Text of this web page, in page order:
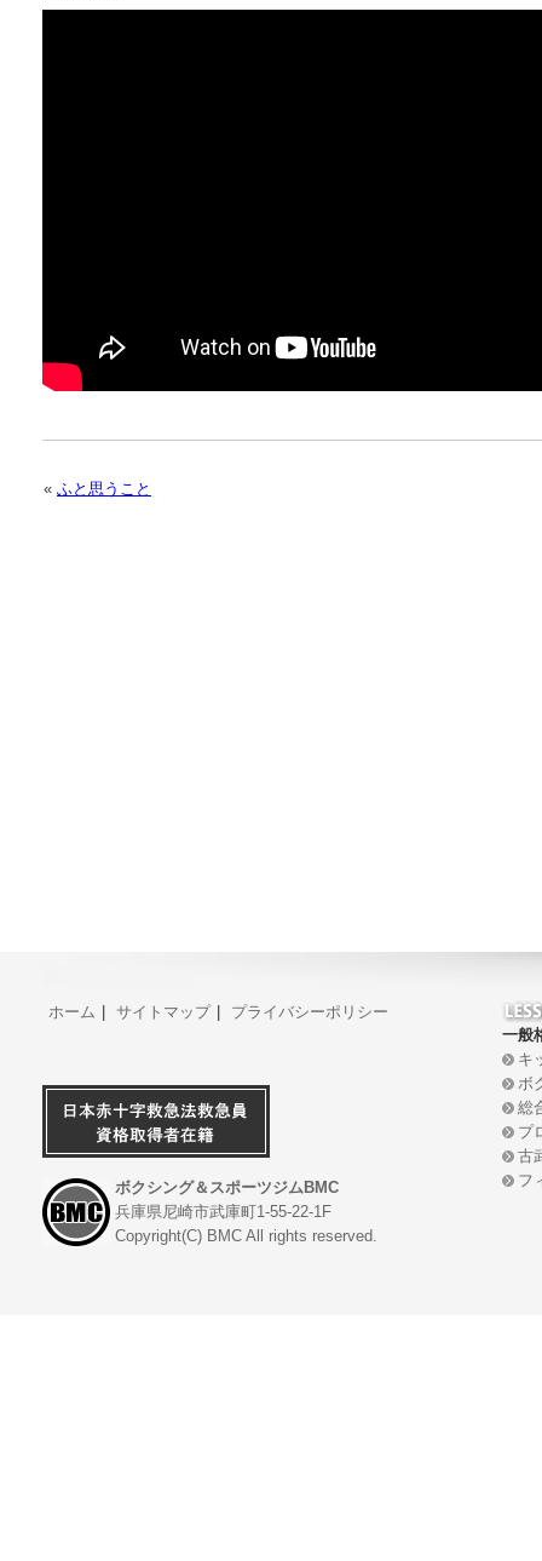
« ふと思うこと
ホーム サイトマップ プライバシーポリシー
ボクシング＆スポーツジムBMC
兵庫県尼崎市武庫町1-55-22-1F
Copyright(C) BMC All rights reserved.
一般
キ
ボ
総
プ
古
フ